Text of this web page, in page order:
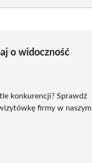
o widoczność
konkurencji? Sprawdź
firmy w naszym